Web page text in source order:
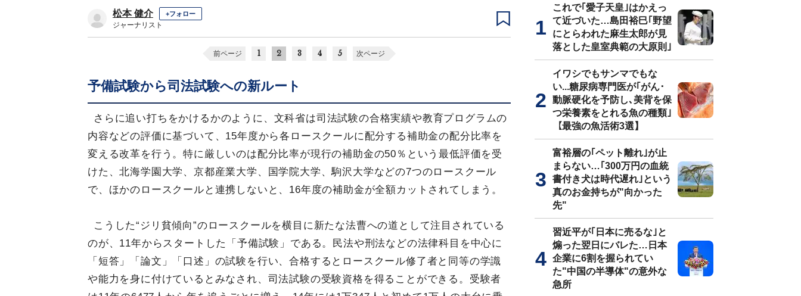
松本 健介 +フォロー
ジャーナリスト
前ページ 1 2 3 4 5 次ページ
予備試験から司法試験への新ルート
さらに追い打ちをかけるかのように、文科省は司法試験の合格実績や教育プログラムの
内容などの評価に基づいて、15年度から各ロースクールに配分する補助金の配分比率を
変える改革を行う。特に厳しいのは配分比率が現行の補助金の50％という最低評価を受
けた、北海学園大学、京都産業大学、国学院大学、駒沢大学などの7つのロースクール
で、ほかのロースクールと連携しないと、16年度の補助金が全額カットされてしまう。
こうした“ジリ貧傾向”のロースクールを横目に新たな法曹への道として注目されている
のが、11年からスタートした「予備試験」である。民法や刑法などの法律科目を中心に
「短答」「論文」「口述」の試験を行い、合格するとロースクール修了者と同等の学識
や能力を身に付けているとみなされ、司法試験の受験資格を得ることができる。受験者
これで｢愛子天皇｣はかえっ
て近づいた…島田裕巳｢野望
にとらわれた麻生太郎が見
落とした皇室典範の大原則｣
イワシでもサンマでもな
い...糖尿病専門医が｢がん･
動脈硬化を予防し､美背を保
つ栄養素をとれる魚の種類｣
【最強の魚活術3選】
富裕層の｢ペット離れ｣が止
まらない…｢300万円の血統
書付き犬は時代遅れ｣という
真のお金持ちが"向かった
先"
習近平が｢日本に売るな｣と
煽った翌日にバレた…日本
企業に6割を握られてい
た"中国の半導体"の意外な
急所